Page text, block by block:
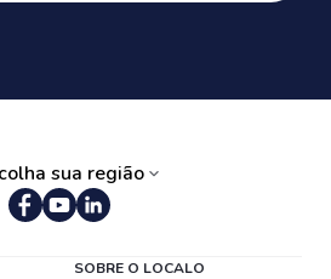
sua região
SOBRE O LOCALO